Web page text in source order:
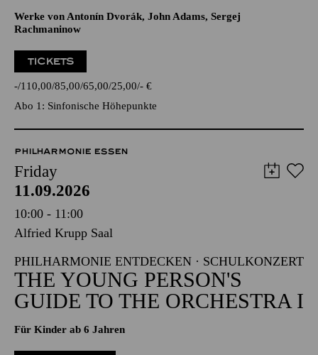
Werke von Antonín Dvorák, John Adams, Sergej
Rachmaninow
TICKETS
- 110,00 85,00 65,00 25,00 - €
Abo 1: Sinfonische Höhepunkte
PHILHARMONIE ESSEN
Friday
11.09.2026
10:00 - 11:00
Alfried Krupp Saal
PHILHARMONIE ENTDECKEN · SCHULKONZERT
THE YOUNG PERSON'S
GUIDE TO THE ORCHESTRA I
Für Kinder ab 6 Jahren